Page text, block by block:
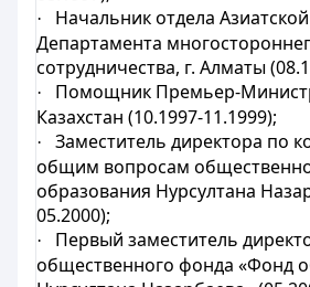
·
Начальник отдела
Департамента
сотрудничества, г. Алматы
·
Помощник Премьер-
Казахстан (10.1997-11.1999);
·
Заместитель директора по
общим вопросам
образования Нурсултана
05.2000);
·
Первый заместитель
общественного фонда «Фонд